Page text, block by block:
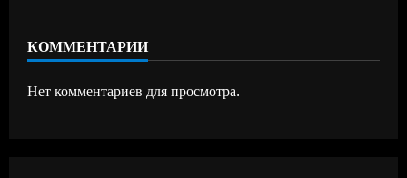
КОММЕНТАРИИ
Нет комментариев для просмотра.